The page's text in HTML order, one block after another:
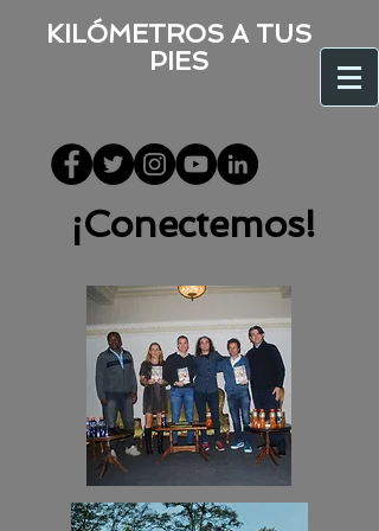
KILÓMETROS A TUS
PIES
¡Conectemos!